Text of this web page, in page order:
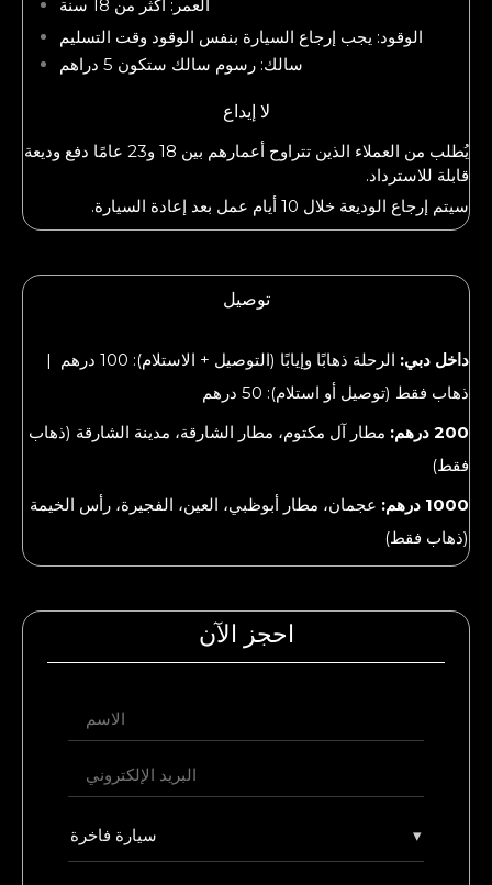
العمر: أكثر من 18 سنة
الوقود: يجب إرجاع السيارة بنفس الوقود وقت التسليم
سالك: رسوم سالك ستكون 5 دراهم
لا إيداع
يُطلب من العملاء الذين تتراوح أعمارهم بين 18 و23 عامًا دفع وديعة
قابلة للاسترداد.
سيتم إرجاع الوديعة خلال 10 أيام عمل بعد إعادة السيارة.
توصيل
داخل دبي:
الرحلة ذهابًا وإيابًا (التوصيل + الاستلام): 100 درهم |
ذهاب فقط (توصيل أو استلام): 50 درهم
200 درهم:
مطار آل مكتوم، مطار الشارقة، مدينة الشارقة (ذهاب
فقط)
1000 درهم:
عجمان، مطار أبوظبي، العين، الفجيرة، رأس الخيمة
(ذهاب فقط)
احجز الآن
سيارة فاخرة ▾